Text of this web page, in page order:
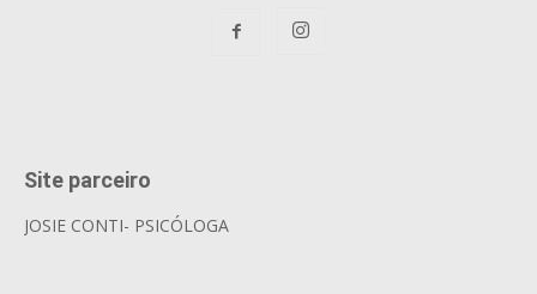
Site parceiro
JOSIE CONTI- PSICÓLOGA